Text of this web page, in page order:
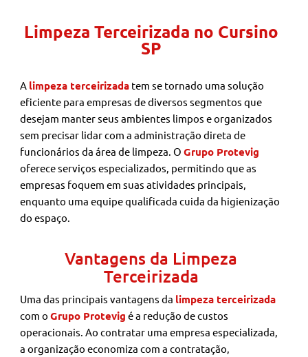
Limpeza Terceirizada no Cursino
SP
A limpeza terceirizada tem se tornado uma solução
eficiente para empresas de diversos segmentos que
desejam manter seus ambientes limpos e organizados
sem precisar lidar com a administração direta de
funcionários da área de limpeza. OGrupo Protevig
oferece serviços especializados, permitindo que as
empresas foquem em suas atividades principais,
enquanto uma equipe qualificada cuida da higienização
do espaço.
Vantagens da Limpeza
Terceirizada
Uma das principais vantagens da limpeza terceirizada
com oGrupo Protevig é a redução de custos
operacionais. Ao contratar uma empresa especializada,
a organização economiza com a contratação,